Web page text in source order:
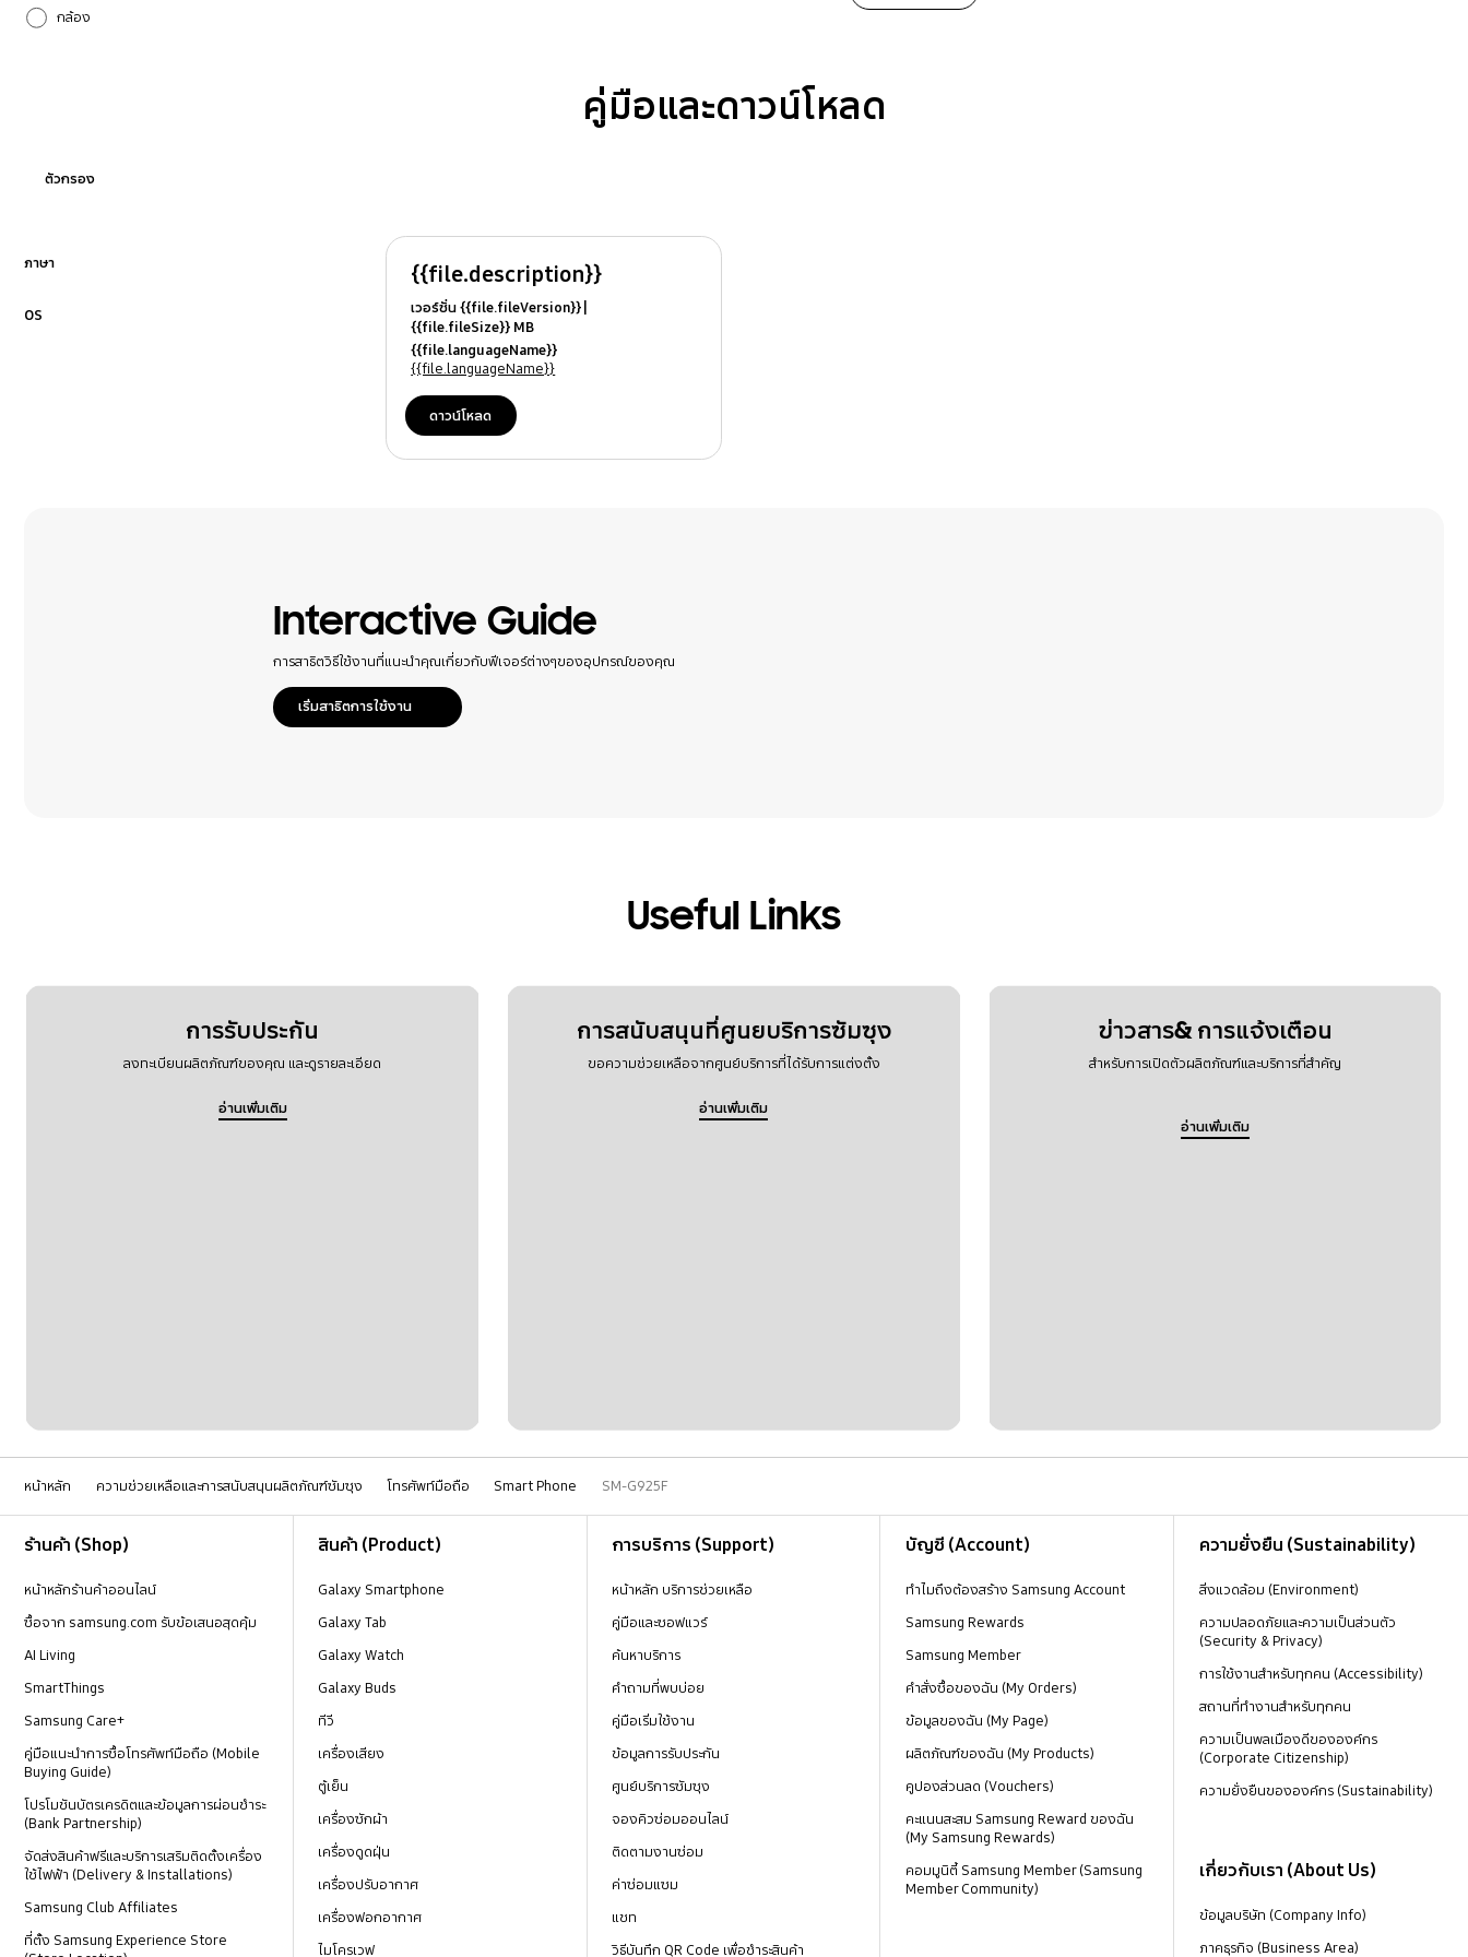
กล้อง
คู่มือและดาวน์โหลด
ตัวกรอง
ภาษา
OS
{{file.description}}
เวอร์ชั่น {{file.fileVersion}}
{{file.fileSize}} MB
{{file.fileModifiedDate}}
{{file.osNames}}
{{file.languageName}}
{{file.languageName}}
ดาวน์โหลด
Interactive Guide
การสาธิตวิธีใช้งานที่แนะนำคุณเกี่ยวกับฟีเจอร์ต่างๆของอุปกรณ์ของคุณ
เริ่มสาธิตการใช้งาน
Useful Links
การรับประกัน
ลงทะเบียนผลิตภัณฑ์ของคุณ และดูรายละเอียด
อ่านเพิ่มเติม
การสนับสนุนที่ศูนยบริการซัมซุง
ขอความช่วยเหลือจากศูนย์บริการที่ได้รับการแต่งตั้ง
อ่านเพิ่มเติม
ข่าวสาร& การแจ้งเตือน
สำหรับการเปิดตัวผลิตภัณฑ์และบริการที่สำคัญ
อ่านเพิ่มเติม
หน้าหลัก ความช่วยเหลือและการสนับสนุนผลิตภัณฑ์ซัมซุง โทรศัพท์มือถือ Smart Phone SM-G925F
ร้านค้า (Shop)
หน้าหลักร้านค้าออนไลน์
ซื้อจาก samsung.com รับข้อเสนอสุดคุ้ม
AI Living
SmartThings
Samsung Care+
คู่มือแนะนำการซื้อโทรศัพท์มือถือ (Mobile
Buying Guide)
โปรโมชันบัตรเครดิตและข้อมูลการผ่อนชำระ
(Bank Partnership)
จัดส่งสินค้าฟรีและบริการเสริมติดตั้งเครื่อง
ใช้ไฟฟ้า (Delivery & Installations)
Samsung Club Affiliates
ที่ตั้ง Samsung Experience Store
สินค้า (Product)
Galaxy Smartphone
Galaxy Tab
Galaxy Watch
Galaxy Buds
ทีวี
เครื่องเสียง
ตู้เย็น
เครื่องซักผ้า
เครื่องดูดฝุ่น
เครื่องปรับอากาศ
เครื่องฟอกอากาศ
ไมโครเวฟ
การบริการ (Support)
หน้าหลัก บริการช่วยเหลือ
คู่มือและซอฟแวร์
ค้นหาบริการ
คำถามที่พบบ่อย
คู่มือเริ่มใช้งาน
ข้อมูลการรับประกัน
ศูนย์บริการซัมซุง
จองคิวซ่อมออนไลน์
ติดตามงานซ่อม
ค่าซ่อมแซม
แชท
วิธีบันทึก QR Code เพื่อชำระสินค้า
บัญชี (Account)
ทำไมถึงต้องสร้าง Samsung Account
Samsung Rewards
Samsung Member
คำสั่งซื้อของฉัน (My Orders)
ข้อมูลของฉัน (My Page)
ผลิตภัณฑ์ของฉัน (My Products)
คูปองส่วนลด (Vouchers)
คะแนนสะสม Samsung Reward ของฉัน
(My Samsung Rewards)
คอมมูนิตี้ Samsung Member (Samsung
Member Community)
ความยั่งยืน (Sustainability)
สิ่งแวดล้อม (Environment)
ความปลอดภัยและความเป็นส่วนตัว
(Security & Privacy)
การใช้งานสำหรับทุกคน (Accessibility)
สถานที่ทำงานสำหรับทุกคน
ความเป็นพลเมืองดีขององค์กร
(Corporate Citizenship)
ความยั่งยืนขององค์กร (Sustainability)
เกี่ยวกับเรา (About Us)
ข้อมูลบริษัท (Company Info)
ภาคธุรกิจ (Business Area)